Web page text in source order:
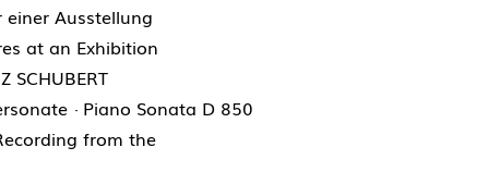
einer Ausstellung
at an Exhibition
SCHUBERT
· Piano Sonata D 850
from the